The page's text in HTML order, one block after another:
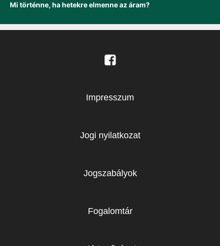
Mi történne, ha hetekre elmenne az áram?
Impresszum
Jogi nyilatkozat
Jogszabályok
Fogalomtár